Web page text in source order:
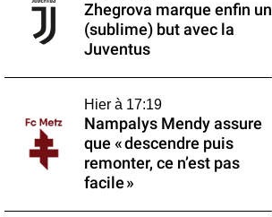
Zhegrova marque enfin un
(sublime) but avec la
Juventus
Hier à 17:19
Nampalys Mendy assure
que « descendre puis
remonter, ce n’est pas
facile »